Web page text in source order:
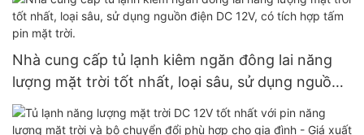
Nhà cung cấp tủ lạnh kiêm ngăn đông lai năng
lượng mặt trời tốt nhất, loại sâu, sử dụng nguồn
điện DC 12V, có tích hợp tấm pin mặt trời.